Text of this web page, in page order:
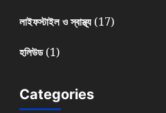
লাইফস্টাইল ও স্বাস্থ্য(17)
হলিউড(1)
Categories